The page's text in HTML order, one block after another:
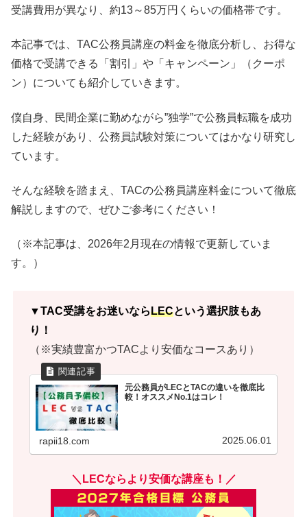
受講費用が異なり、約13～85万円くらいの価格帯です。
本記事では、TAC公務員講座の料金を徹底分析し、お得な
価格で受講できる「割引」や「キャンペーン」（クーポ
ン）についても紹介していきます。
僕自身、民間企業に勤めながら”独学”で公務員転職を成功
した経験があり、公務員試験対策についてはかなり研究し
ています。
そんな経験を踏まえ、TACの公務員講座料金について徹底
解説しますので、ぜひご参考にください！
（※本記事は、2026年2月現在の情報で更新していま
す。）
▼TAC受講をお迷いならLECという選択肢もあ
り！
（※実績豊富かつTACより安価なコースあり）
元公務員がLECとTACの違いを徹底比
較！オススメNo.1はコレ！
rapii18.com 2025.06.01
＼LECならより安価な講座も！／